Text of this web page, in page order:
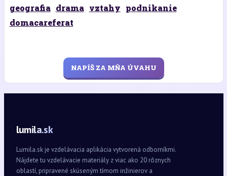
geografia drama vztahy podnikanie
domacareferat
NAPÍŠ ZA MŇA ÚVAHU
lumila.sk
Lumila.sk je vzdelávacia aplikácia vytvorená odborníkmi.
Nájdete tu vzdelávacie materiály z viac ako 20 rôznych
oblastí, pripravené skúseným tímom inžinierov a